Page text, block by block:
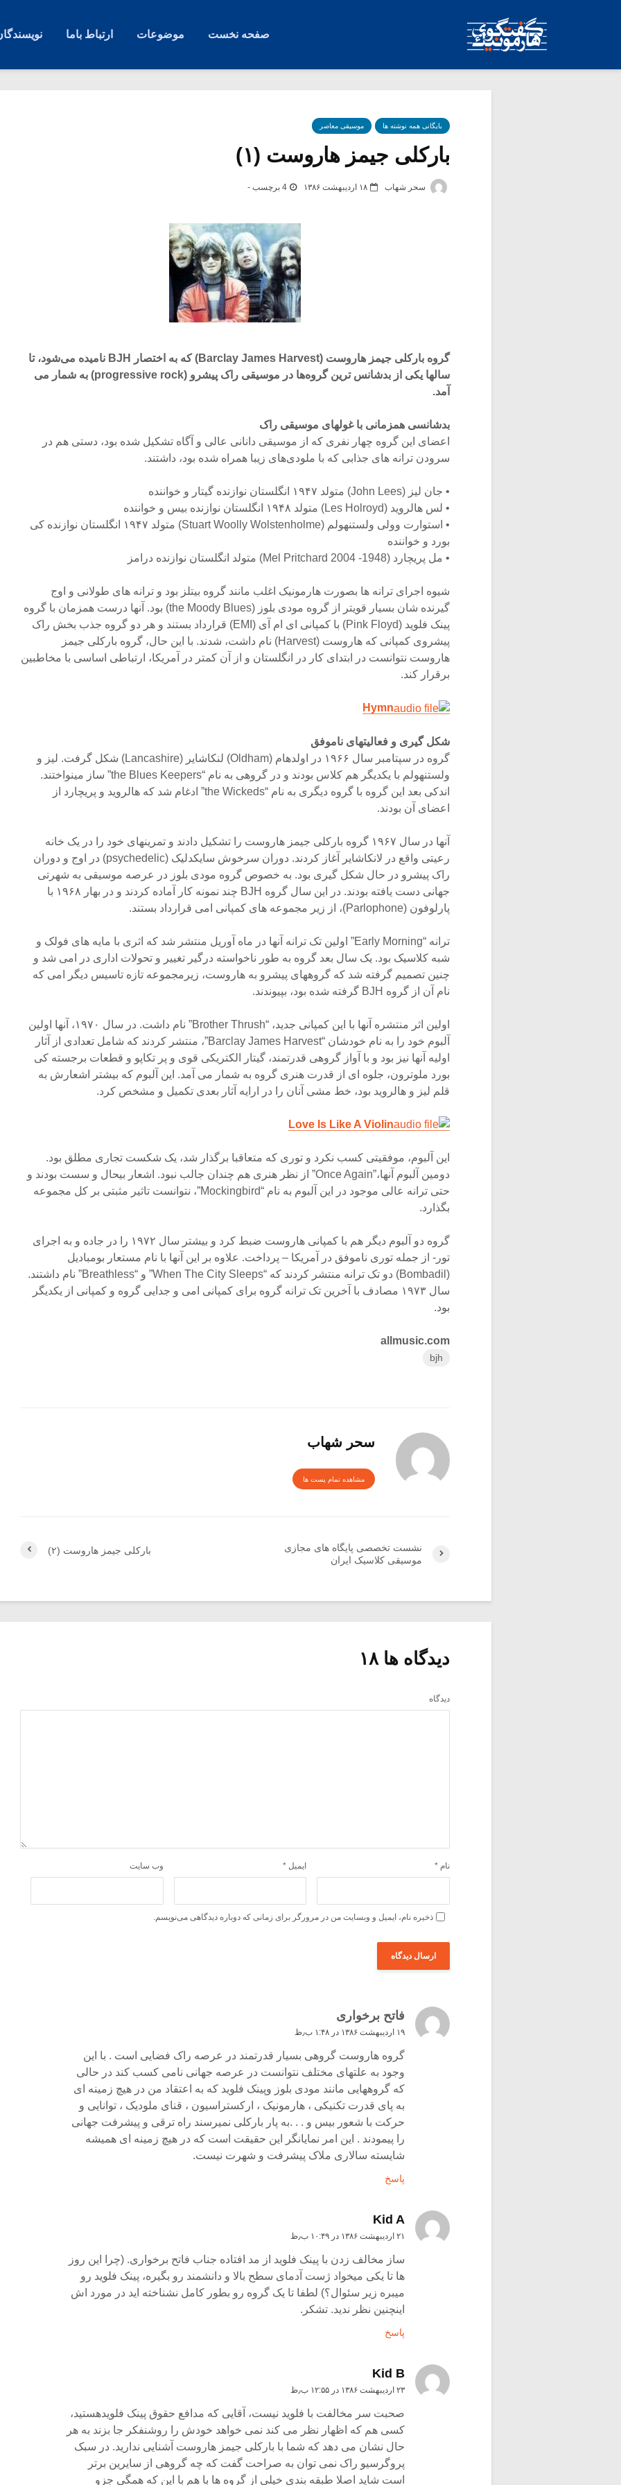
صفحه نخست موضوعات ارتباط باما
بایگانی همه نوشته ها موسیقی معاصر
بارکلی جیمز هاروست (۱)
سحر شهاب ۱۸ اردیبهشت ۱۳۸۶ 4 برچسب -
گروه بارکلی جیمز هاروست (Barclay James Harvest) که به اختصار BJH نامیده می‌شود، تا
سالها یکی از بدشانس ترین گروه‌ها در موسیقی راک پیشرو (progressive rock) به شمار می
آمد.
بدشانسی همزمانی با غولهای موسیقی راک
اعضای این گروه چهار نفری که از موسیقی دانانی عالی و آگاه تشکیل شده بود، دستی هم در
سرودن ترانه های جذابی که با ملودی‌های زیبا همراه شده بود، داشتند.
• جان لیز (John Lees) متولد ۱۹۴۷ انگلستان نوازنده گیتار و خواننده
• لس هالروید (Les Holroyd) متولد ۱۹۴۸ انگلستان نوازنده بیس و خواننده
• استوارت وولی ولستنهولم (Stuart Woolly Wolstenholme) متولد ۱۹۴۷ انگلستان نوازنده کی
بورد و خواننده
• مل پریچارد (Mel Pritchard 2004 -1948) متولد انگلستان نوازنده درامز
شیوه اجرای ترانه ها بصورت هارمونیک اغلب مانند گروه بیتلز بود و ترانه های طولانی و اوج
گیرنده شان بسیار قویتر از گروه مودی بلوز (the Moody Blues) بود. آنها درست همزمان با گروه
پینک فلوید (Pink Floyd) با کمپانی ای ام آی (EMI) قرارداد بستند و هر دو گروه جذب بخش راک
پیشروی کمپانی که هاروست (Harvest) نام داشت، شدند. با این حال، گروه بارکلی جیمز
هاروست نتوانست در ابتدای کار در انگلستان و از آن کمتر در آمریکا، ارتباطی اساسی با مخاطبین
برقرار کند.
Hymn
شکل گیری و فعالیتهای ناموفق
گروه در سپتامبر سال ۱۹۶۶ در اولدهام (Oldham) لنکاشایر (Lancashire) شکل گرفت. لیز و
ولستنهولم با یکدیگر هم کلاس بودند و در گروهی به نام “the Blues Keepers” ساز مینواختند.
اندکی بعد این گروه با گروه دیگری به نام “the Wickeds” ادغام شد که هالروید و پریچارد از
اعضای آن بودند.
آنها در سال ۱۹۶۷ گروه بارکلی جیمز هاروست را تشکیل دادند و تمرینهای خود را در یک خانه
رعیتی واقع در لانکاشایر آغاز کردند. دوران سرخوش سایکدلیک (psychedelic) در اوج و دوران
راک پیشرو در حال شکل گیری بود. به خصوص گروه مودی بلوز در عرصه موسیقی به شهرتی
جهانی دست یافته بودند. در این سال گروه BJH چند نمونه کار آماده کردند و در بهار ۱۹۶۸ با
پارلوفون (Parlophone)، از زیر مجموعه های کمپانی امی قرارداد بستند.
ترانه “Early Morning” اولین تک ترانه آنها در ماه آوریل منتشر شد که اثری با مایه های فولک و
شبه کلاسیک بود. یک سال بعد گروه به طور ناخواسته درگیر تغییر و تحولات اداری در امی شد و
چنین تصمیم گرفته شد که گروههای پیشرو به هاروست، زیرمجموعه تازه تاسیس دیگر امی که
نام آن از گروه BJH گرفته شده بود، بپیوندند.
اولین اثر منتشره آنها با این کمپانی جدید، “Brother Thrush” نام داشت. در سال ۱۹۷۰، آنها اولین
آلبوم خود را به نام خودشان “Barclay James Harvest”، منتشر کردند که شامل تعدادی از آثار
اولیه آنها نیز بود و با آواز گروهی قدرتمند، گیتار الکتریکی قوی و پر تکاپو و قطعات برجسته کی
بورد ملوترون، جلوه ای از قدرت هنری گروه به شمار می آمد. این آلبوم که بیشتر اشعارش به
قلم لیز و هالروید بود، خط مشی آنان را در ارایه آثار بعدی تکمیل و مشخص کرد.
Love Is Like A Violin
این آلبوم، موفقیتی کسب نکرد و توری که متعاقبا برگذار شد، یک شکست تجاری مطلق بود.
دومین آلبوم آنها،”Once Again” از نظر هنری هم چندان جالب نبود. اشعار بیحال و سست بودند و
حتی ترانه عالی موجود در این آلبوم به نام “Mockingbird”، نتوانست تاثیر مثبتی بر کل مجموعه
بگذارد.
گروه دو آلبوم دیگر هم با کمپانی هاروست ضبط کرد و بیشتر سال ۱۹۷۲ را در جاده و به اجرای
تور- از جمله توری ناموفق در آمریکا – پرداخت. علاوه بر این آنها با نام مستعار بومبادیل
(Bombadil) دو تک ترانه منتشر کردند که “When The City Sleeps” و “Breathless” نام داشتند.
سال ۱۹۷۳ مصادف با آخرین تک ترانه گروه برای کمپانی امی و جدایی گروه و کمپانی از یکدیگر
بود.
allmusic.com
bjh
سحر شهاب
مشاهده تمام پست ها
بارکلی جیمز هاروست (۲)
نشست تخصصی پایگاه های مجازی
موسیقی کلاسیک ایران
دیدگاه ها ۱۸
دیدگاه
نام * ایمیل * وب‌ سایت
ذخیره نام، ایمیل و وبسایت من در مرورگر برای زمانی که دوباره دیدگاهی می‌نویسم.
فاتح برخواری
۱۹ اردیبهشت ۱۳۸۶ در ۱:۴۸ ب٫ظ
گروه هاروست گروهی بسیار قدرتمند در عرصه راک فضایی است . با این
وجود به علتهای مختلف نتوانست در عرصه جهانی نامی کسب کند در حالی
که گروههایی مانند مودی بلوز وپینک فلوید که به اعتقاد من در هیچ زمینه ای
به پای قدرت تکنیکی ، هارمونیک ، ارکستراسیون ، قنای ملودیک ، توانایی و
حرکت با شعور بیس و . . .به پار بارکلی نمیرسند راه ترقی و پیشرفت جهانی
را پیمودند . این امر نمایانگر این حقیقت است که در هیچ زمینه ای همیشه
شایسته سالاری ملاک پیشرفت و شهرت نیست.
پاسخ
Kid A
۲۱ اردیبهشت ۱۳۸۶ در ۱۰:۴۹ ب٫ظ
ساز مخالف زدن با پینک فلوید از مد افتاده جناب فاتح برخواری. (چرا این روز
ها تا یکی میخواد ژست آدمای سطح بالا و دانشمند رو بگیره، پینک فلوید رو
میبره زیر سئوال؟) لطفا تا یک گروه رو بطور کامل نشناخته اید در مورد اش
اینچنین نظر ندید. تشکر.
پاسخ
Kid B
۲۳ اردیبهشت ۱۳۸۶ در ۱۲:۵۵ ب٫ظ
صحبت سر مخالفت با فلوید نیست، آقایی که مدافع حقوق پینک فلویدهستید،
کسی هم که اظهار نظر می کند نمی خواهد خودش را روشنفکر جا بزند به هر
حال نشان می دهد که شما با بارکلی جیمز هاروست آشنایی ندارید. در سبک
پروگرسیو راک نمی توان به صراحت گفت که چه گروهی از سایرین برتر
است شاید اصلا طبقه بندی خیلی از گروه ها با هم با این که همگی جزو